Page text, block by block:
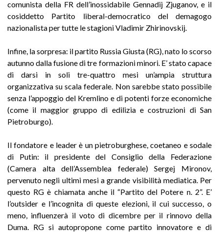
comunista della FR dell’inossidabile Gennadij Zjuganov, e il
cosiddetto Partito liberal-democratico del demagogo
nazionalista per tutte le stagioni Vladimir Zhirinovskij.
Infine, la sorpresa: il partito Russia Giusta (RG), nato lo scorso
autunno dalla fusione di tre formazioni minori. E’ stato capace
di darsi in soli tre-quattro mesi un’ampia struttura
organizzativa su scala federale. Non sarebbe stato possibile
senza l’appoggio del Kremlino e di potenti forze economiche
(come il maggior gruppo di edilizia e costruzioni di San
Pietroburgo).
Il fondatore e leader è un pietroburghese, coetaneo e sodale
di Putin: il presidente del Consiglio della Federazione
(Camera alta dell’Assemblea federale) Sergej Mironov,
pervenuto negli ultimi mesi a grande visibilità mediatica. Per
questo RG è chiamata anche il “Partito del Potere n. 2”. E’
l’outsider e l’incognita di queste elezioni, il cui successo, o
meno, influenzerà il voto di dicembre per il rinnovo della
Duma. RG si autopropone come partito innovatore e di